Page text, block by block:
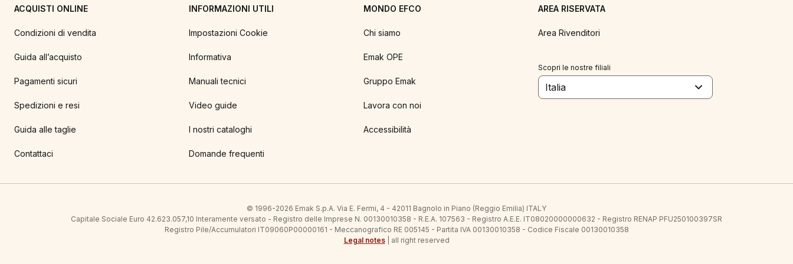
ACQUISTI ONLINE
Condizioni di vendita
Guida all’acquisto
Pagamenti sicuri
Spedizioni e resi
Guida alle taglie
Contattaci
INFORMAZIONI UTILI
Impostazioni Cookie
Informativa
Manuali tecnici
Video guide
I nostri cataloghi
Domande frequenti
MONDO EFCO
Chi siamo
Emak OPE
Gruppo Emak
Lavora con noi
Accessibilità
AREA RISERVATA
Area Rivenditori
Scopri le nostre filiali
Italia
© 1996-2026 Emak S.p.A. Via E. Fermi, 4 - 42011 Bagnolo in Piano (Reggio Emilia) ITALY
Capitale Sociale Euro 42.623.057,10 Interamente versato - Registro delle Imprese N. 00130010358 - R.E.A. 107563 - Registro A.E.E. IT08020000000632 - Registro RENAP PFU250100397SR
Registro Pile/Accumulatori IT09060P00000161 - Meccanografico RE 005145 - Partita IVA 00130010358 - Codice Fiscale 00130010358
Legal notes| all right reserved